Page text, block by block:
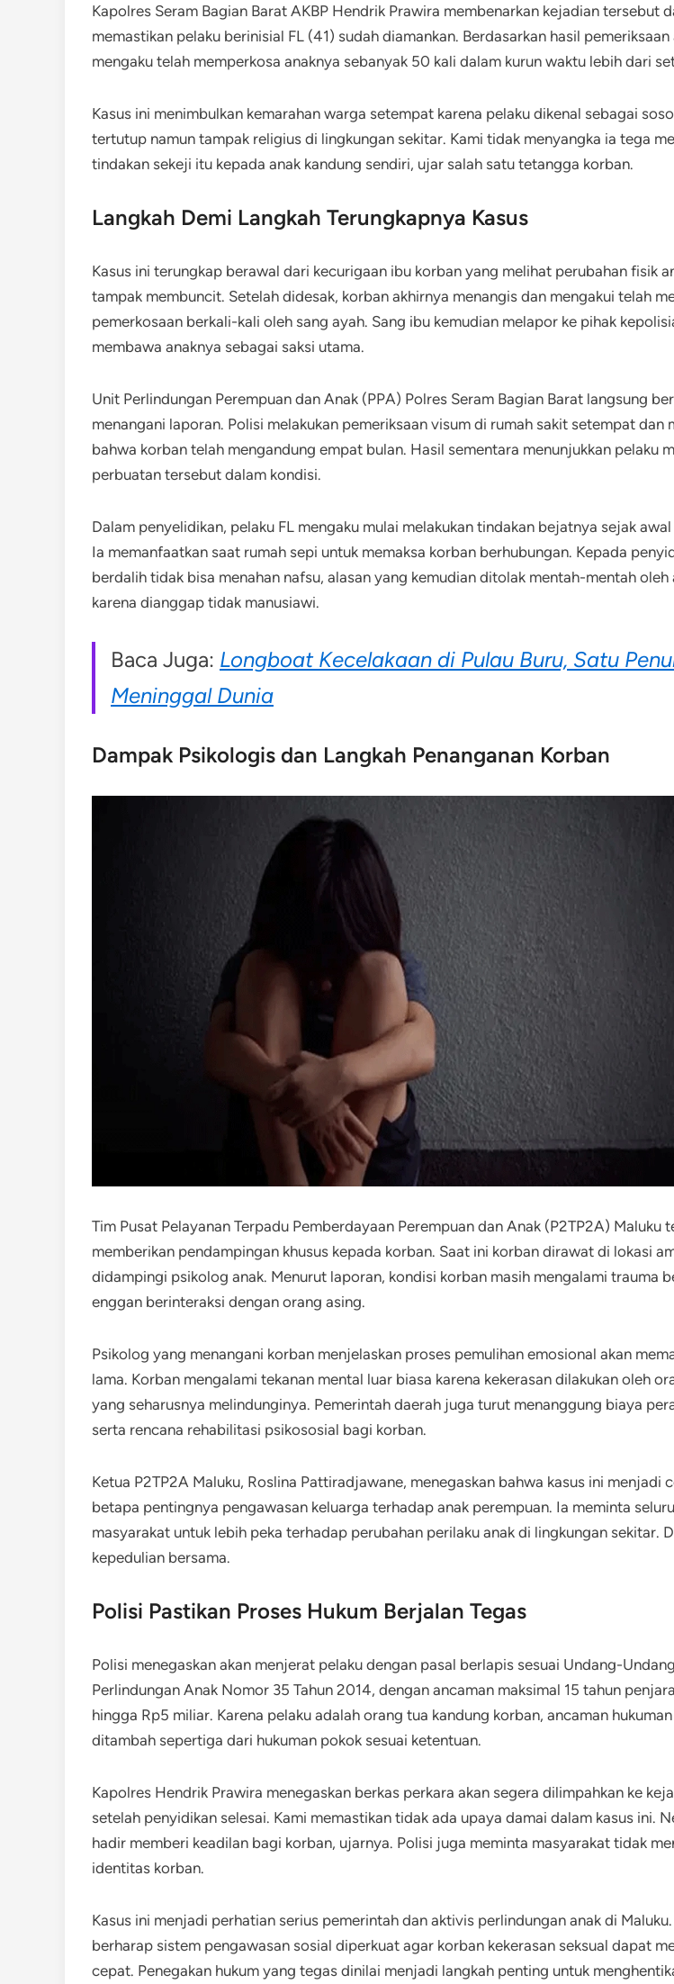
Kapolres Seram Bagian Barat AKBP Hendrik Prawira membenarkan kejadian tersebut
memastikan pelaku berinisial FL (41) sudah diamankan. Berdasarkan hasil
mengaku telah memperkosa anaknya sebanyak 50 kali dalam kurun waktu lebih dari
Kasus ini menimbulkan kemarahan warga setempat karena pelaku dikenal sebagai
tertutup namun tampak religius di lingkungan sekitar. Kami tidak menyangka ia tega
tindakan sekeji itu kepada anak kandung sendiri, ujar salah satu tetangga korban.
Langkah Demi Langkah Terungkapnya Kasus
Kasus ini terungkap berawal dari kecurigaan ibu korban yang melihat perubahan fisik
tampak membuncit. Setelah didesak, korban akhirnya menangis dan mengakui telah
pemerkosaan berkali-kali oleh sang ayah. Sang ibu kemudian melapor ke pihak
membawa anaknya sebagai saksi utama.
Unit Perlindungan Perempuan dan Anak (PPA) Polres Seram Bagian Barat langsung
menangani laporan. Polisi melakukan pemeriksaan visum di rumah sakit setempat dan
bahwa korban telah mengandung empat bulan. Hasil sementara menunjukkan pelaku
perbuatan tersebut dalam kondisi.
Dalam penyelidikan, pelaku FL mengaku mulai melakukan tindakan bejatnya sejak
Ia memanfaatkan saat rumah sepi untuk memaksa korban berhubungan. Kepada
berdalih tidak bisa menahan nafsu, alasan yang kemudian ditolak mentah-mentah oleh
karena dianggap tidak manusiawi.
Baca Juga: Longboat Kecelakaan di Pulau Buru, Satu
Meninggal Dunia
Dampak Psikologis dan Langkah Penanganan Korban
Tim Pusat Pelayanan Terpadu Pemberdayaan Perempuan dan Anak (P2TP2A) Maluku
memberikan pendampingan khusus kepada korban. Saat ini korban dirawat di lokasi
didampingi psikolog anak. Menurut laporan, kondisi korban masih mengalami trauma
enggan berinteraksi dengan orang asing.
Psikolog yang menangani korban menjelaskan proses pemulihan emosional akan
lama. Korban mengalami tekanan mental luar biasa karena kekerasan dilakukan oleh
yang seharusnya melindunginya. Pemerintah daerah juga turut menanggung biaya
serta rencana rehabilitasi psikososial bagi korban.
Ketua P2TP2A Maluku, Roslina Pattiradjawane, menegaskan bahwa kasus ini menjadi
betapa pentingnya pengawasan keluarga terhadap anak perempuan. Ia meminta
masyarakat untuk lebih peka terhadap perubahan perilaku anak di lingkungan sekitar.
kepedulian bersama.
Polisi Pastikan Proses Hukum Berjalan Tegas
Polisi menegaskan akan menjerat pelaku dengan pasal berlapis sesuai Undang-Undang
Perlindungan Anak Nomor 35 Tahun 2014, dengan ancaman maksimal 15 tahun
hingga Rp5 miliar. Karena pelaku adalah orang tua kandung korban, ancaman
ditambah sepertiga dari hukuman pokok sesuai ketentuan.
Kapolres Hendrik Prawira menegaskan berkas perkara akan segera dilimpahkan ke
setelah penyidikan selesai. Kami memastikan tidak ada upaya damai dalam kasus ini.
hadir memberi keadilan bagi korban, ujarnya. Polisi juga meminta masyarakat tidak
identitas korban.
Kasus ini menjadi perhatian serius pemerintah dan aktivis perlindungan anak di
berharap sistem pengawasan sosial diperkuat agar korban kekerasan seksual dapat
cepat. Penegakan hukum yang tegas dinilai menjadi langkah penting untuk